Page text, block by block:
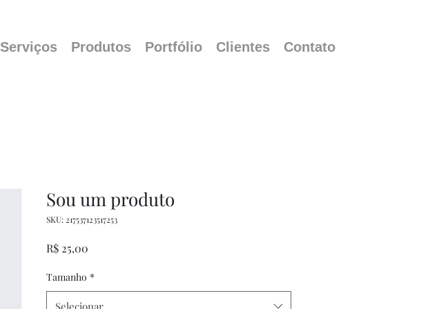
Serviços Produtos Portfólio Clientes Contato
Sou um produto
SKU: 217537123517253
R$ 25,00
Tamanho *
Selecionar